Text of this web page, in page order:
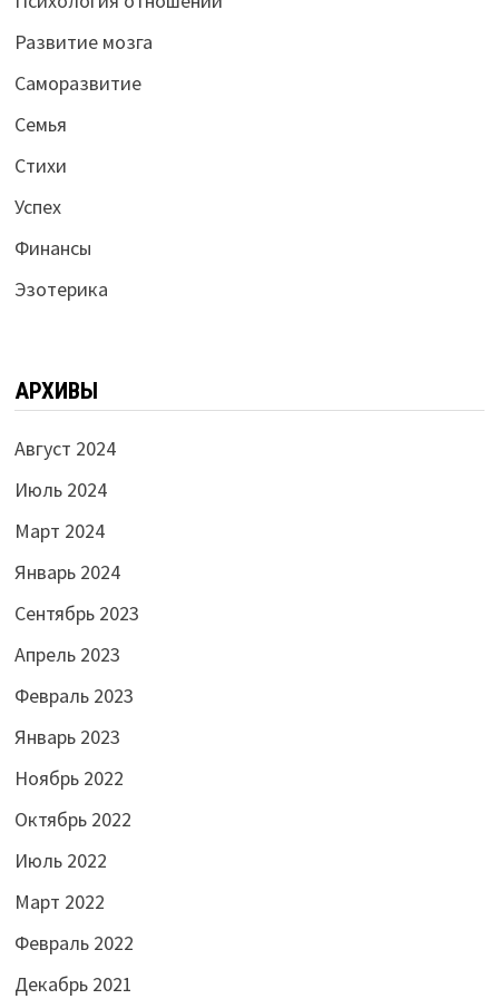
Развитие мозга
Саморазвитие
Семья
Стихи
Успех
Финансы
Эзотерика
АРХИВЫ
Август 2024
Июль 2024
Март 2024
Январь 2024
Сентябрь 2023
Апрель 2023
Февраль 2023
Январь 2023
Ноябрь 2022
Октябрь 2022
Июль 2022
Март 2022
Февраль 2022
Декабрь 2021